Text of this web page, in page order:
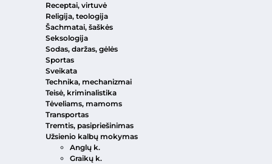
Receptai, virtuvė
Religija, teologija
Šachmatai, šaškės
Seksologija
Sodas, daržas, gėlės
Sportas
Sveikata
Technika, mechanizmai
Teisė, kriminalistika
Tėveliams, mamoms
Transportas
Tremtis, pasipriešinimas
Užsienio kalbų mokymas
Anglų k.
Graikų k.